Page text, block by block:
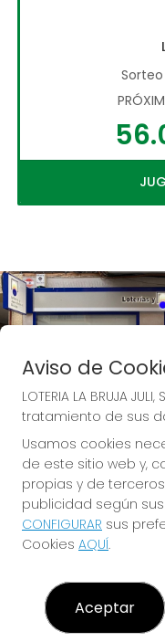
Descubre la
Aviso de
LOTERIA LA BRUJA
tratamiento de sus
Usamos cookies
de este sitio web y,
propias y de
publicidad según
CONFIGURAR sus
Cookies AQUÍ.
Aceptar